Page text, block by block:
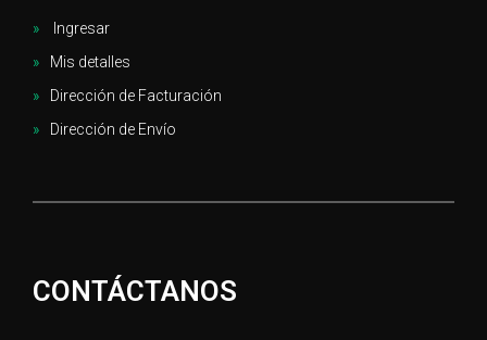
Ingresar
Mis detalles
Dirección de Facturación
Dirección de Envío
CONTÁCTANOS